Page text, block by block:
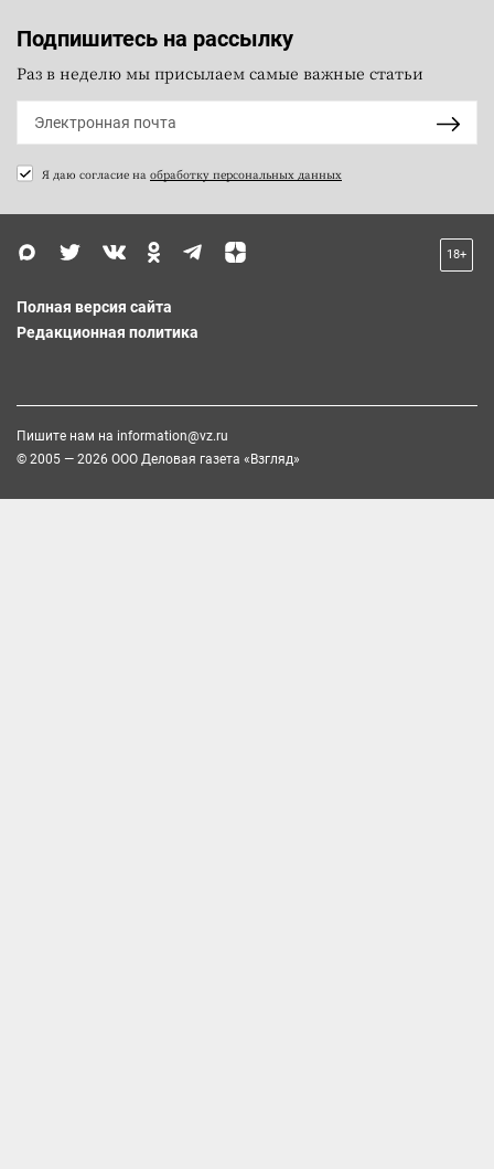
Подпишитесь на рассылку
Раз в неделю мы присылаем самые важные статьи
Я даю согласие на обработку персональных данных
18+
Полная версия сайта
Редакционная политика
Пишите нам на information@vz.ru
© 2005 — 2026 ООО Деловая газета «Взгляд»